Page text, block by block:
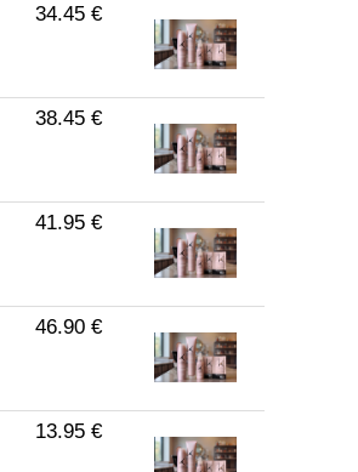
34.45 €
38.45 €
41.95 €
46.90 €
13.95 €